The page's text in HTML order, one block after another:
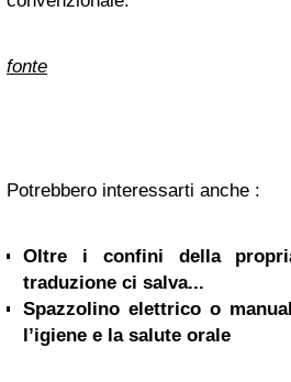
fonte
Potrebbero interessarti anche :
Oltre i confini della
traduzione ci salva...
Spazzolino elettrico o
l’igiene e la salute orale